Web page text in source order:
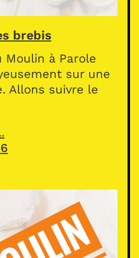
brebis
Moulin à Parole
sur une
Allons suivre le